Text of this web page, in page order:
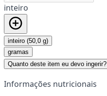
inteiro
inteiro (50,0 g)
gramas
Quanto deste item eu devo ingerir?
Informações nutricionais